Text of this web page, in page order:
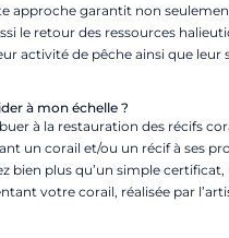
approche garantit non
le retour des ressources
activité de pêche ainsi que leur
à mon échelle ?
à la restauration des récifs
un corail et/ou un récif à ses
bien plus qu’un simple
votre corail, réalisée par